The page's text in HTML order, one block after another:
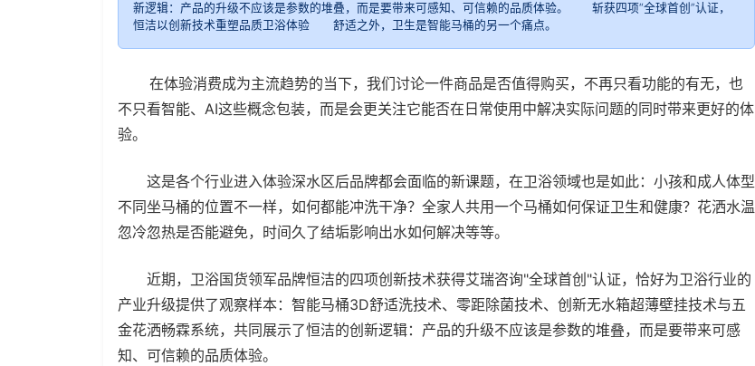
新逻辑：产品的升级不应该是参数的堆叠，而是要带来可感知、可信赖的品质体验。 斩获四项“全球首创”认证，
恒洁以创新技术重塑品质卫浴体验 舒适之外，卫生是智能马桶的另一个痛点。
在体验消费成为主流趋势的当下，我们讨论一件商品是否值得购买，不再只看功能的有无，也
不只看智能、AI这些概念包装，而是会更关注它能否在日常使用中解决实际问题的同时带来更好的体
验。
这是各个行业进入体验深水区后品牌都会面临的新课题，在卫浴领域也是如此：小孩和成人体型
不同坐马桶的位置不一样，如何都能冲洗干净？全家人共用一个马桶如何保证卫生和健康？花洒水温
忽冷忽热是否能避免，时间久了结垢影响出水如何解决等等。
近期，卫浴国货领军品牌恒洁的四项创新技术获得艾瑞咨询"全球首创"认证，恰好为卫浴行业的
产业升级提供了观察样本：智能马桶3D舒适洗技术、零距除菌技术、创新无水箱超薄壁挂技术与五
金花洒畅霖系统，共同展示了恒洁的创新逻辑：产品的升级不应该是参数的堆叠，而是要带来可感
知、可信赖的品质体验。